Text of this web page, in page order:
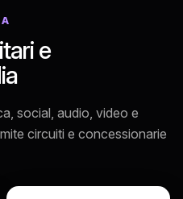
e
social, audio, video e
circuiti e concessionarie